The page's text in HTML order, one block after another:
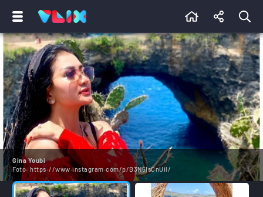
Gina Youbi
Foto:https://www.instagram.com/p/B3N6IsCnUil/